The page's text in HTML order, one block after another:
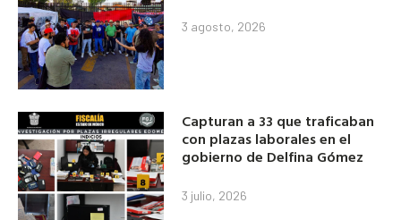
3 agosto, 2026
Capturan a 33 que traficaban
con plazas laborales en el
gobierno de Delfina Gómez
3 julio, 2026